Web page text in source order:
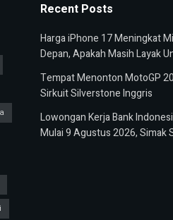
Recent Posts
Harga iPhone 17 Meningkat
Depan, Apakah Masih Layak
Tempat Menonton MotoGP
Sirkuit Silverstone Inggris
Lowongan Kerja Bank
Mulai 9 Agustus 2026, Simak